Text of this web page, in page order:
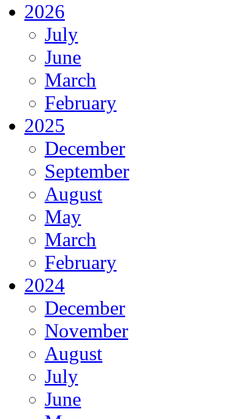
2026
July
June
March
February
2025
December
September
August
May
March
February
2024
December
November
August
July
June